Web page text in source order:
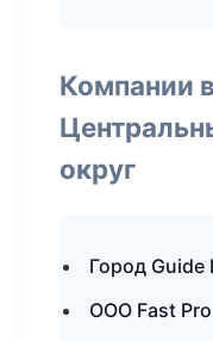
Компании
округ
Город
ООО Fast